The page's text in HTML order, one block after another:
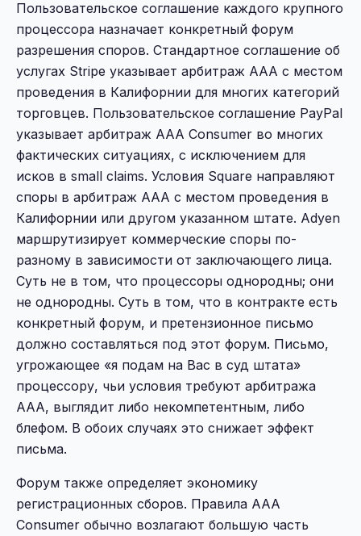
Пользовательское соглашение каждого крупного
процессора назначает конкретный форум
разрешения споров. Стандартное соглашение об
услугах Stripe указывает арбитраж AAA с местом
проведения в Калифорнии для многих категорий
торговцев. Пользовательское соглашение PayPal
указывает арбитраж AAA Consumer во многих
фактических ситуациях, с исключением для
исков в small claims. Условия Square направляют
споры в арбитраж AAA с местом проведения в
Калифорнии или другом указанном штате. Adyen
маршрутизирует коммерческие споры по-
разному в зависимости от заключающего лица.
Суть не в том, что процессоры однородны; они
не однородны. Суть в том, что в контракте есть
конкретный форум, и претензионное письмо
должно составляться под этот форум. Письмо,
угрожающее «я подам на Вас в суд штата»
процессору, чьи условия требуют арбитража
AAA, выглядит либо некомпетентным, либо
блефом. В обоих случаях это снижает эффект
письма.
Форум также определяет экономику
регистрационных сборов. Правила AAA
Consumer обычно возлагают большую часть